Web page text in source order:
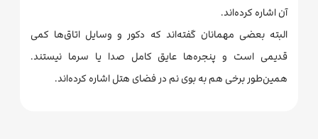
آن اشاره کرده‌اند.
البته بعضی مهمانان گفته‌اند که دکور و وسایل اتاق‌ها کمی
قدیمی است و پنجره‌ها عایق کامل صدا یا سرما نیستند.
همین‌طور برخی هم به بوی نم در فضای هتل اشاره کرده‌اند.